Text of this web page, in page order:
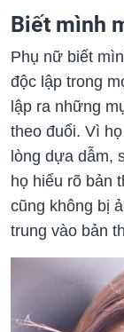
Biết mình
Phụ nữ biết
độc lập trong
lập ra những
theo đuổi. Vì
lòng dựa dẫm,
họ hiểu rõ bản
cũng không bị
trung vào bản